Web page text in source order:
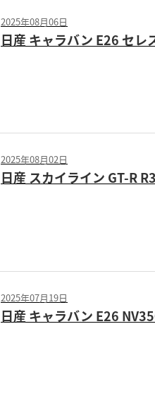
2025年08月06日
日産 キャラバン E26 セレ
2025年08月02日
日産 スカイライン GT-R
2025年07月19日
日産 キャラバン E26